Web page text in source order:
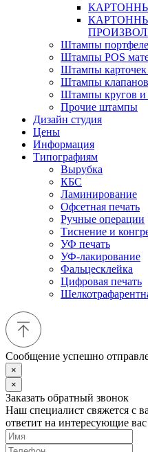
Штампы
Штампы POS
Штампы
Штампы
Штампы кругов и
Прочие штампы
Дизайн студия
Цены
Информация
Типографиям
Вырубка
КБС
Ламинирование
Офсетная печать
Ручные операции
Тиснение и
УФ печать
УФ-лакирование
Фальцесклейка
Цифровая печать
Сообщение успешно
×
×
Заказать обратный звонок
Наш специалист свяжется с
ответит на интересующие